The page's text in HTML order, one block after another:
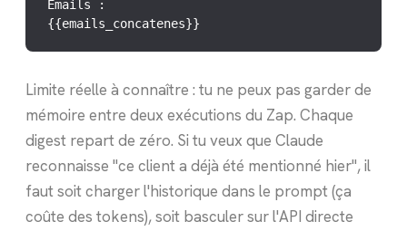
Emails :
{{emails_concatenes}}
Limite réelle à connaître : tu ne peux pas garder de
mémoire entre deux exécutions du Zap. Chaque
digest repart de zéro. Si tu veux que Claude
reconnaisse "ce client a déjà été mentionné hier", il
faut soit charger l'historique dans le prompt (ça
coûte des tokens), soit basculer sur l'API directe